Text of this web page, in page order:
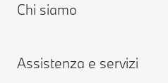
Aiuto & Contatti
Concessionarie & Centri
Chi siamo
Lavora con noi
Assistenza e servizi